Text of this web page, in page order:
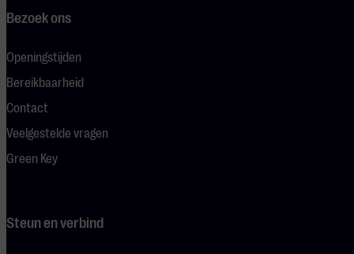
Bezoek ons
Openingstijden
Bereikbaarheid
Contact
Veelgestelde vragen
Green Key
Steun en verbind